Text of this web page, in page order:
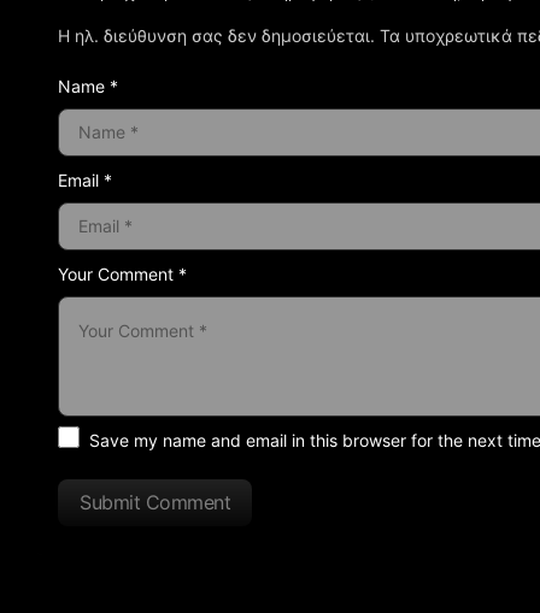
Η ηλ. διεύθυνση σας δεν δημοσιεύεται. Τα υποχρεωτικά
Your Comment *
Name *
Email *
Save my name and email in this browser for the next
Submit Comment